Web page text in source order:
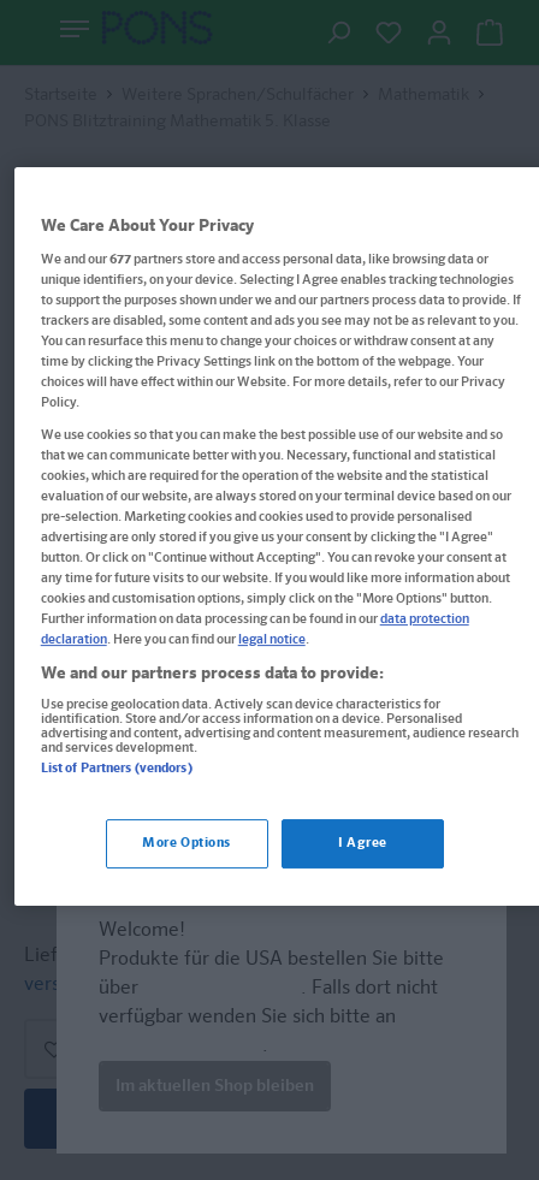
Im Buch blättern
PONS Blitztraining Mathematik
5. Klasse
Blitzschnell kapiert - Der Übungsblock für zwischendurch
Block
Format: 14,7 x 21,0 cm, 96 Seiten
Lieferung bei Online-Bestellwert ab € 9,95
versandkostenfrei!
(innerh. Deutschlands)
Welcome!
Produkte für die USA bestellen Sie bitte
über
. Falls dort nicht
verfügbar wenden Sie sich bitte an
.
Im aktuellen Shop bleiben
We Care About Your Privacy
We and our677partners store and access personal data, like browsing data or
unique identifiers, on your device. Selecting I Agree enables tracking technologies
to support the purposes shown under we and our partners process data to provide. If
trackers are disabled, some content and ads you see may not be as relevant to you.
You can resurface this menu to change your choices or withdraw consent at any
time by clicking the Privacy Settings link on the bottom of the webpage. Your
choices will have effect within our Website. For more details, refer to our Privacy
Policy.
We use cookies so that you can make the best possible use of our website and so
that we can communicate better with you. Necessary, functional and statistical
cookies, which are required for the operation of the website and the statistical
evaluation of our website, are always stored on your terminal device based on our
pre-selection. Marketing cookies and cookies used to provide personalised
advertising are only stored if you give us your consent by clicking the "I Agree"
button. Or click on "Continue without Accepting". You can revoke your consent at
any time for future visits to our website. If you would like more information about
cookies and customisation options, simply click on the "More Options" button.
Further information on data processing can be found in ourdata protection
declaration. Here you can find our legal notice.
We and our partners process data to provide:
Use precise geolocation data. Actively scan device characteristics for
identification. Store and/or access information on a device. Personalised
advertising and content, advertising and content measurement, audience research
and services development.
List of Partners (vendors)
More Options I Agree